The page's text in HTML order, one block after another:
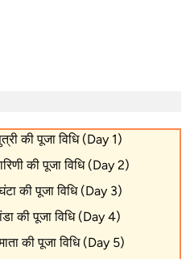
की पूजा विधि (Day 1)
की पूजा विधि (Day 2)
की पूजा विधि (Day 3)
की पूजा विधि (Day 4)
की पूजा विधि (Day 5)